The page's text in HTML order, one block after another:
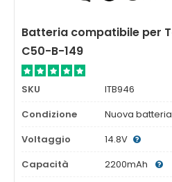
Batteria compatibile per
C50-B-149
SKU
ITB946
Condizione
Nuova
Voltaggio
14.8V
Capacità
2200mAh